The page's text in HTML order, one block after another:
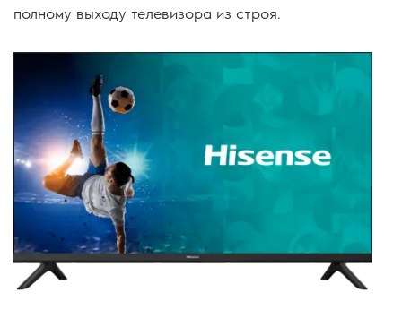
полному выходу телевизора из строя.